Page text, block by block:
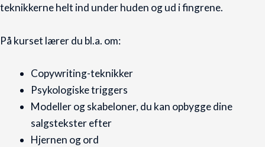
teknikkerne helt ind under huden og ud i fingrene.
På kurset lærer du bl.a. om:
Copywriting-teknikker
Psykologiske triggers
Modeller og skabeloner, du kan opbygge dine
salgstekster efter
Hjernen og ord